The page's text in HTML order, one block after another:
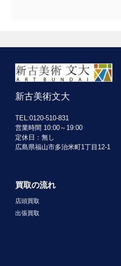
新古美術文大
TEL:0120-510-831
営業時間 10:00～19:00
定休日：無し
広島県福山市多治米町1丁目12-1
買取の流れ
店頭買取
出張買取